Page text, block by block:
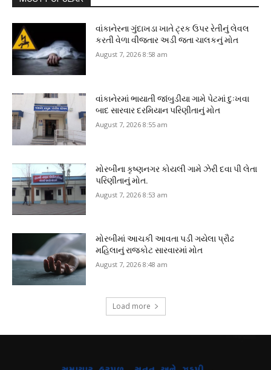
વાંકાનેરના ગુંદાખડા ખાતે ટ્રક ઉપર રેતીનું લેવલ
કરતી વેળા વીજતાર અડી જતા ચાલકનું મોત
August 7, 2026 8:58 am
વાંકાનેરમાં ભાયાતી જાંબુડીયા ગામે પેટમાં દુઃખવા
બાદ સારવાર દરમિયાન પરિણીતાનું મોત
August 7, 2026 8:55 am
મોરબીના કૃષ્ણનગર કોયલી ગામે ઝેરી દવા પી લેતા
પરિણીતાનું મોત.
August 7, 2026 8:53 am
મોરબીમાં આચકી આવતા પડી ગયેલા પ્રૌઢ
મહિલાનું રાજકોટ સારવારમાં મોત
August 7, 2026 8:48 am
Load more